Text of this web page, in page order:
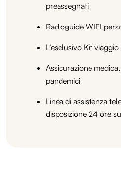
preassegnati
Radioguide WIFI
L’esclusivo Kit
Assicurazione
pandemici
Linea di assistenza
disposizione 24 ore